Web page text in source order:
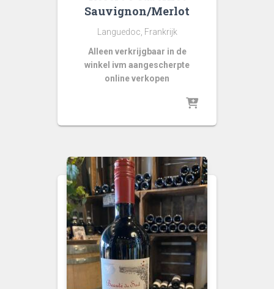
Sauvignon/Merlot
Languedoc, Frankrijk
Alleen verkrijgbaar in de
winkel ivm aangescherpte
online verkopen